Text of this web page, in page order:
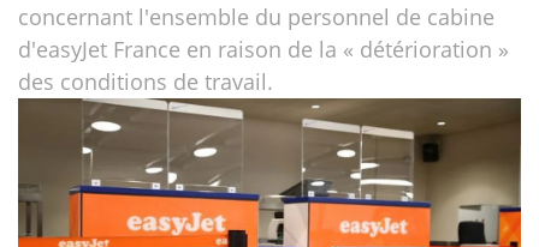
concernant l'ensemble du personnel de cabine
d'easyJet France en raison de la « détérioration »
des conditions de travail.